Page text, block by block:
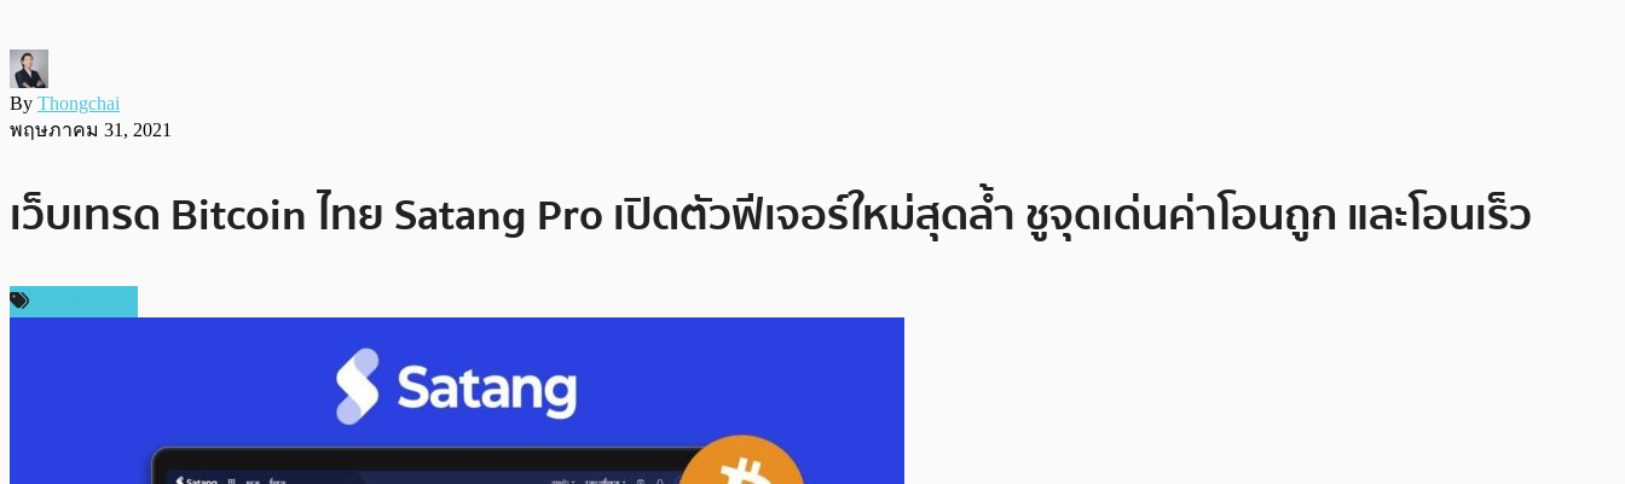
By Thongchai
พฤษภาคม 31, 2021
เว็บเทรด Bitcoin ไทย Satang Pro เปิดตัวฟีเจอร์ใหม่สุดล้ำ ชูจุดเด่นค่าโอนถูก และโอนเร็ว